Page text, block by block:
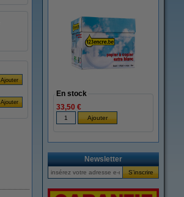
En stock
33,50 €
Newsletter